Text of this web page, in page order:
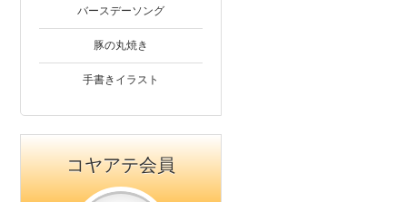
バースデーソング
豚の丸焼き
手書きイラスト
コヤアテ会員